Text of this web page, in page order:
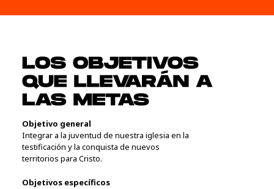
Objetivo general
Integrar a la juventud de nuestra iglesia en la
testificación y la conquista de nuevos
territorios para Cristo.
Objetivos específicos